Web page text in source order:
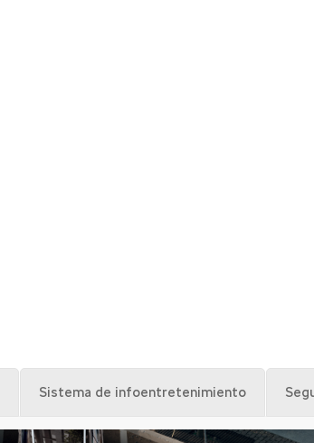
Sistema de infoentretenimiento